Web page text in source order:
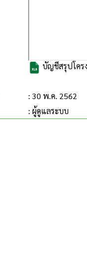
บัญชีสรุปโค
: 30 พ.ค. 2562
: ผู้ดูแลระบบ